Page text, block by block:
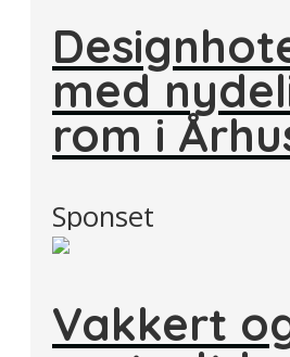
med
rom i
Sponset
Vakkert